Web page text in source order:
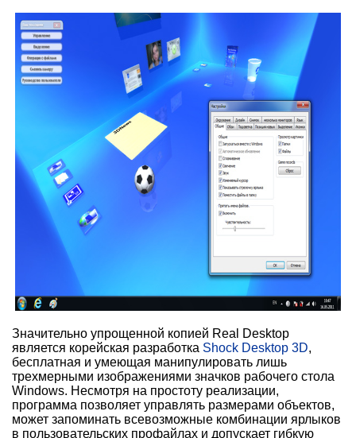
Значительно упрощенной копией Real Desktop
является корейская разработка Shock Desktop 3D,
бесплатная и умеющая манипулировать лишь
трехмерными изображениями значков рабочего стола
Windows. Несмотря на простоту реализации,
программа позволяет управлять размерами объектов,
может запоминать всевозможные комбинации ярлыков
в пользовательских профайлах и допускает гибкую